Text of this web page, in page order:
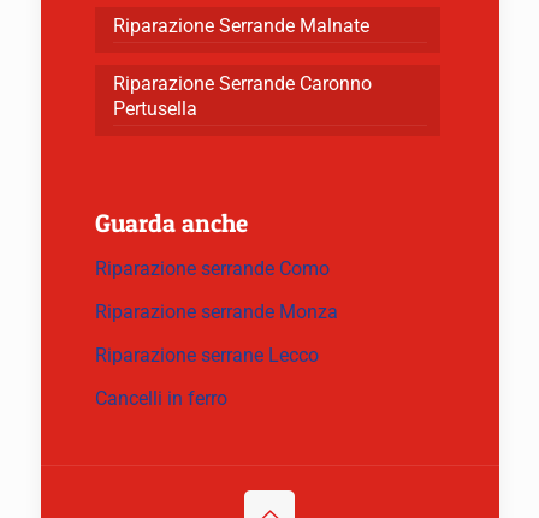
Riparazione Serrande Malnate
Riparazione Serrande Caronno
Pertusella
Guarda anche
Riparazione serrande Como
Riparazione serrande Monza
Riparazione serrane Lecco
Cancelli in ferro